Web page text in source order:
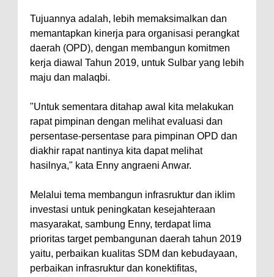
Tujuannya adalah, lebih memaksimalkan dan
memantapkan kinerja para organisasi perangkat
daerah (OPD), dengan membangun komitmen
kerja diawal Tahun 2019, untuk Sulbar yang lebih
maju dan malaqbi.
"Untuk sementara ditahap awal kita melakukan
rapat pimpinan dengan melihat evaluasi dan
persentase-persentase para pimpinan OPD dan
diakhir rapat nantinya kita dapat melihat
hasilnya," kata Enny angraeni Anwar.
Melalui tema membangun infrasruktur dan iklim
investasi untuk peningkatan kesejahteraan
masyarakat, sambung Enny, terdapat lima
prioritas target pembangunan daerah tahun 2019
yaitu, perbaikan kualitas SDM dan kebudayaan,
perbaikan infrasruktur dan konektifitas,